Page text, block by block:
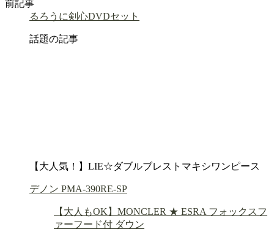
前記事
るろうに剣心DVDセット
話題の記事
【大人気！】LIE☆ダブルブレストマキシワンピース
デノン PMA-390RE-SP
【大人もOK】MONCLER ★ ESRA フォックスフ
ァーフード付 ダウン